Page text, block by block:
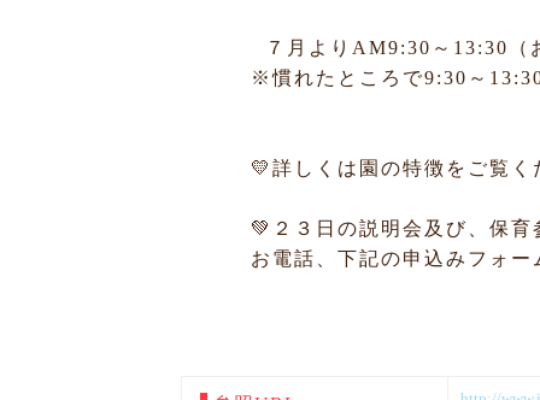
７月よりAM9:30～13:30（
※慣れたところで9:30～
💛詳しくは園の特徴をご覧く
💚２３日の説明会及び、保
お電話、下記の申込みフォ